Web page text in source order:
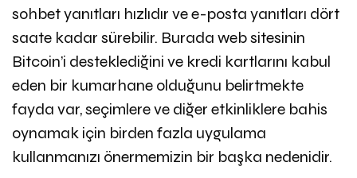
sohbet yanıtları hızlıdır ve e-posta yanıtları dört
saate kadar sürebilir. Burada web sitesinin
Bitcoin’i desteklediğini ve kredi kartlarını kabul
eden bir kumarhane olduğunu belirtmekte
fayda var, seçimlere ve diğer etkinliklere bahis
oynamak için birden fazla uygulama
kullanmanızı önermemizin bir başka nedenidir.